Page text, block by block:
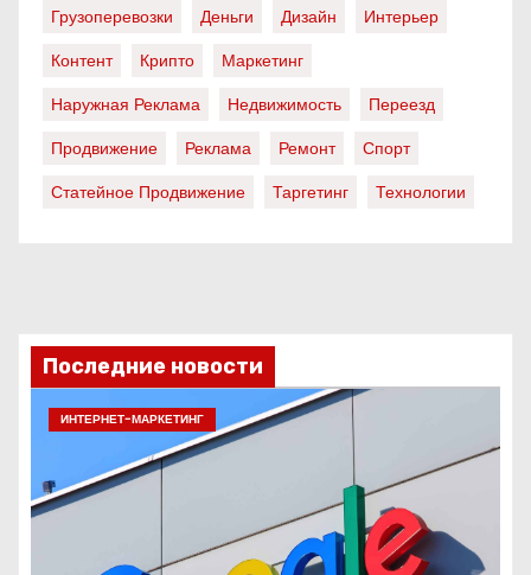
Грузоперевозки
Деньги Дизайн
Интерьер
Контент
Крипто
Маркетинг
Наружная Реклама
Недвижимость
Переезд
Продвижение
Реклама Ремонт
Спорт
Статейное Продвижение
Таргетинг Технологии
Последние новости
ИНТЕРНЕТ-МАРКЕТИНГ